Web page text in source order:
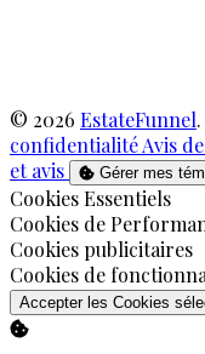
© 2026 EstateFunnel
confidentialitéAvis
et avis
Gérer mes
Activer
Cookies Essentiels
Activer
Cookies de
Activer
Cookies publicitaires
Activer
Cookies de
Accepter les Cookies